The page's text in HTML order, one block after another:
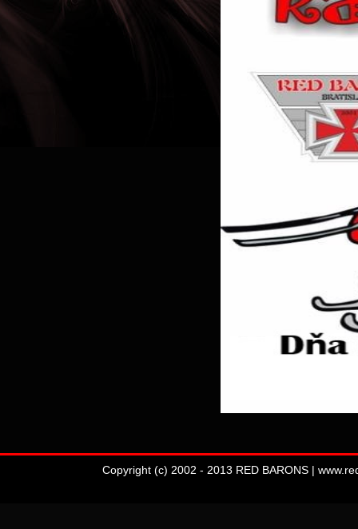
Copyright (c) 2002 - 2013 RED BARONS |